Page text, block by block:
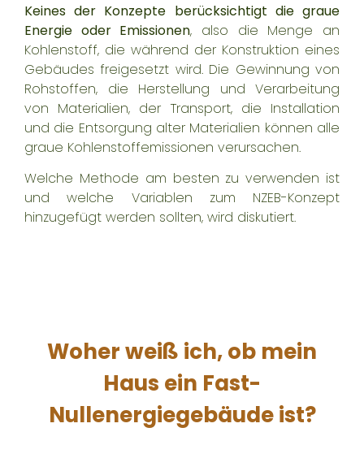
Keines der Konzepte berücksichtigt die graue
Energie oder Emissionen, also die Menge an
Kohlenstoff, die während der Konstruktion eines
Gebäudes freigesetzt wird. Die Gewinnung von
Rohstoffen, die Herstellung und Verarbeitung
von Materialien, der Transport, die Installation
und die Entsorgung alter Materialien können alle
graue Kohlenstoffemissionen verursachen.
Welche Methode am besten zu verwenden ist
und welche Variablen zum NZEB-Konzept
hinzugefügt werden sollten, wird diskutiert.
Woher weiß ich, ob mein
Haus ein Fast-
Nullenergiegebäude ist?